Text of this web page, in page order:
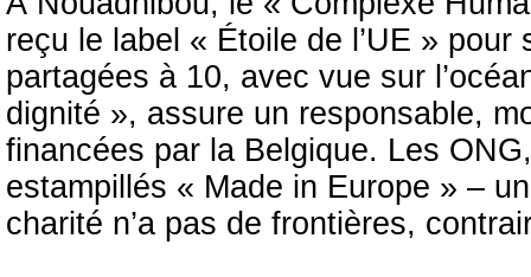
reçu le label « Étoile de l’UE »
partagées à 10, avec vue sur
dignité », assure un responsable,
financées par la Belgique. Les
estampillés « Made in Europe » –
charité n’a pas de frontières,